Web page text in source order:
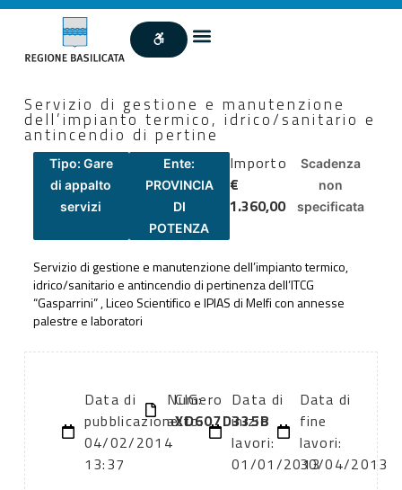
Servizio di gestione e manutenzione
dell’impianto termico, idrico/sanitario e
antincendio di pertine
Tipo: Gare
di appalto
servizi
Ente:
PROVINCIA
DI
POTENZA
Importo
€
1.360,00
Scadenza
non
specificata
Servizio di gestione e manutenzione dell’impianto termico,
idrico/sanitario e antincendio di pertinenza dell’ITCG
“Gasparrini” , Liceo Scientifico e IPIAS di Melfi con annesse
palestre e laboratori
Data di
pubblicazione:
04/02/2014
13:37
Numero
atto:
CIG:
XD607D335B
Data di
inizio
lavori:
01/01/2013
Data di
fine
lavori:
30/04/2013